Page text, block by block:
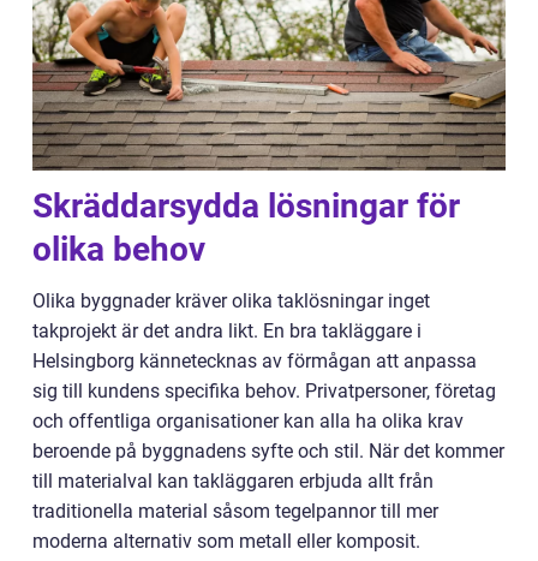
Skräddarsydda lösningar för
olika behov
Olika byggnader kräver olika taklösningar inget
takprojekt är det andra likt. En bra takläggare i
Helsingborg kännetecknas av förmågan att anpassa
sig till kundens specifika behov. Privatpersoner, företag
och offentliga organisationer kan alla ha olika krav
beroende på byggnadens syfte och stil. När det kommer
till materialval kan takläggaren erbjuda allt från
traditionella material såsom tegelpannor till mer
moderna alternativ som metall eller komposit.